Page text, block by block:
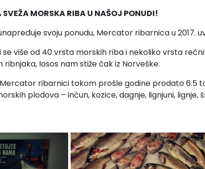
MORSKA RIBA U NAŠOJ PONUDI!
svoju ponudu, Mercator ribarnica u
se više od 40 vrsta morskih riba i nekoliko vrsta
losos nam stiže čak iz Norveške.
Mercator ribarnici tokom prošle godine prodato
plodova – inćun, kozice, dagnje, lignjuni,